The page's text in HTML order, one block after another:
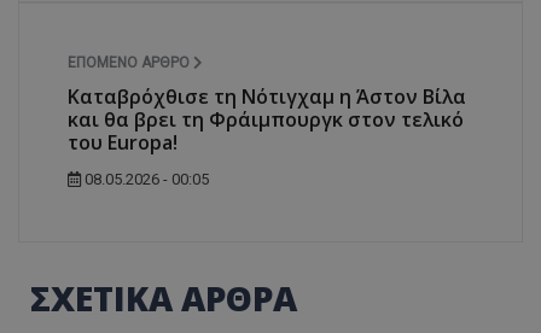
ΕΠΌΜΕΝΟ ΆΡΘΡΟ
Καταβρόχθισε τη Νότιγχαμ η Άστον Βίλα
και θα βρει τη Φράιμπουργκ στον τελικό
του Europa!
08.05.2026 - 00:05
ΣΧΕΤΙΚΑ ΑΡΘΡΑ